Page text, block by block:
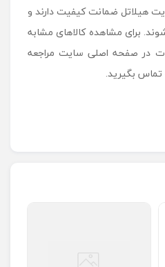
هیلاتل ضمانت کیفیت دارند و
برای مشاهده کالاهای مشابه
در صفحه اصلی سایت مراجعه
تماس بگیرید.